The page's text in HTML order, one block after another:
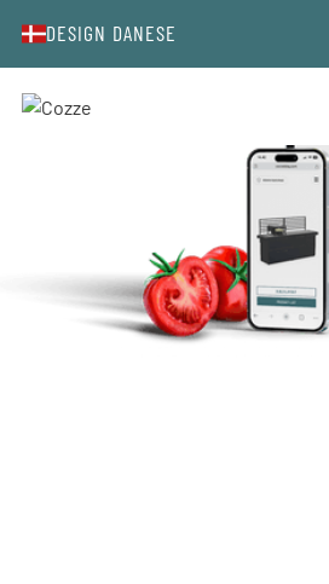
DESIGN DANESE
PROGETTA IL TUO
COZZE